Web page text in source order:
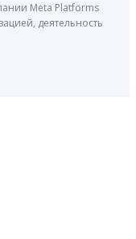
Meta Platforms
деятельность